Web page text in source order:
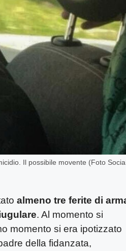
Il possibile movente (Foto
almeno tre ferite di
. Al momento si
momento si era ipotizzato
della fidanzata,